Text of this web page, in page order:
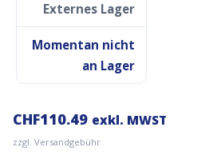
Externes Lager
Momentan nicht
an Lager
CHF110.49 exkl. MWST
zzgl. Versandgebühr